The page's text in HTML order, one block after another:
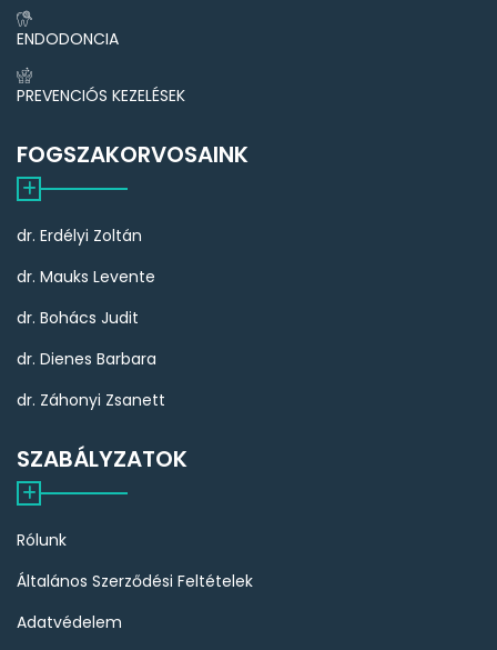
ENDODONCIA
PREVENCIÓS KEZELÉSEK
FOGSZAKORVOSAINK
dr. Erdélyi Zoltán
dr. Mauks Levente
dr. Bohács Judit
dr. Dienes Barbara
dr. Záhonyi Zsanett
SZABÁLYZATOK
Rólunk
Általános Szerződési Feltételek
Adatvédelem